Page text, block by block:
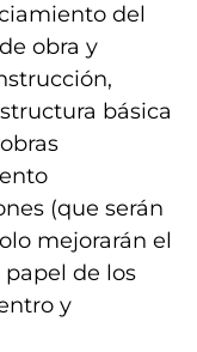
del
obra y
básica
(que serán
mejorarán el
de los
y